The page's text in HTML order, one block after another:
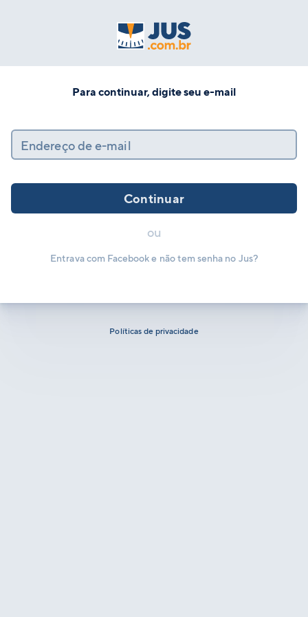
Para continuar, digite seu e-mail
Endereço de e-mail
Continuar
ou
Entrava com Facebook e não tem senha no Jus?
Políticas de privacidade